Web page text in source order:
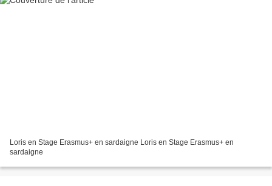
Loris en Stage Erasmus+ en sardaigne Loris en Stage Erasmus+ en
sardaigne